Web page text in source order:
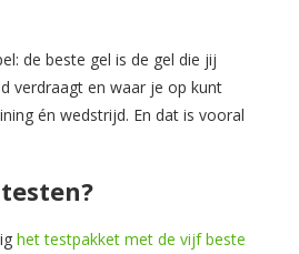
de beste gel is de gel die jij
verdraagt en waar je op kunt
én wedstrijd. En dat is vooral
het testpakket met de vijf beste